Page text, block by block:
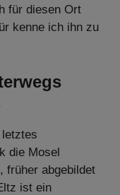
für diesen Ort
kenne ich ihn zu
die Mosel
, früher abgebildet
ist ein